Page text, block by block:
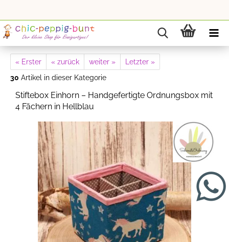
« Erster « zurück weiter »
Letzter »
30 Artikel in dieser Kategorie
Stiftebox Einhorn – Handgefertigte Ordnungsbox mit
4 Fächern in Hellblau